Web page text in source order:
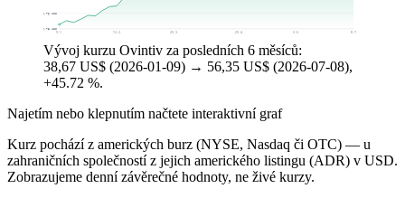
36,73 US$
43,76 US$
9. 1. 13. 2. 20. 3. 29. 4. 8. 7.
Vývoj kurzu Ovintiv za posledních 6 měsíců:
38,67 US$ (2026-01-09) → 56,35 US$ (2026-07-08),
+45.72 %.
Najetím nebo klepnutím načtete interaktivní graf
Kurz pochází z amerických burz (NYSE, Nasdaq či OTC) — u
zahraničních společností z jejich amerického listingu (ADR) v USD.
Zobrazujeme denní závěrečné hodnoty, ne živé kurzy.